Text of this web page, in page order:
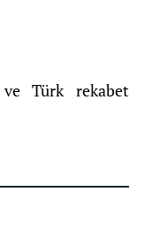
Türk rekabet